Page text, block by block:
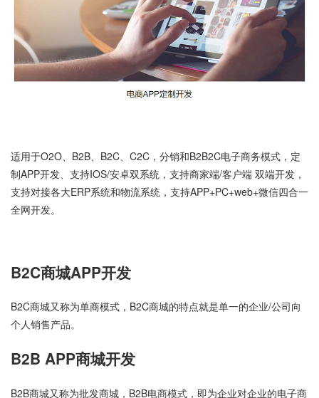
适用于O2O、B2B、B2C、C2C，分销和B2B2C电子商务模式，定
制APP开发、支持IOS/安卓双系统，支持商家端/客户端 双端开发，
支持对接各大ERP系统和物流系统，支持APP+PC+web+微信四合一
全网开发。
B2C商城APP开发
B2C商城又称为单商模式，B2C商城的特点就是单一的企业/公司向
个人销售产品。
B2B APP商城开发
B2B商城又称为批发商城，B2B电商模式，即为企业对企业的电子商